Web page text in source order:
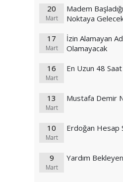
20
Mart
Madem
Noktaya
17
Mart
İzin Alamayan
Olamayacak
16
Mart
En Uzun 48 Saat
13
Mart
Mustafa Demir
10
Mart
Erdoğan Hesap
9
Mart
Yardım